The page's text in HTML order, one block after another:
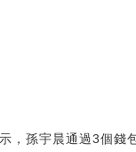
，孫宇晨通過3個錢